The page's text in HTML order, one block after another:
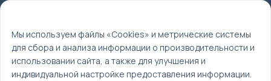
Главная
Туры
Мы используем файлы «Cookies» и метрические системы
для сбора и анализа информации о производительности и
использовании сайта, а также для улучшения и
индивидуальной настройке предоставления информации.